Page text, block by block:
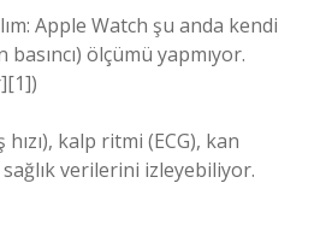
Apple Watch şu anda kendi
ölçümü yapmıyor.
hızı), kalp ritmi (ECG), kan
verilerini izleyebiliyor.